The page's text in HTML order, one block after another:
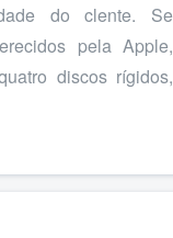
do clente. Se
pela Apple,
discos rígidos,